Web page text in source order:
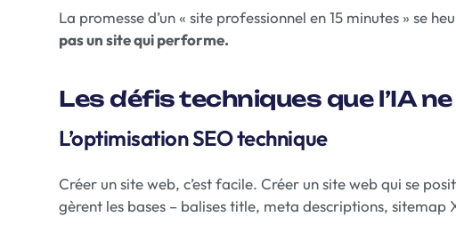
La promesse d’un « site professionnel en 15 minutes » se
pas un site qui performe.
Les défis techniques que l’IA
L’optimisation SEO technique
Créer un site web, c’est facile. Créer un site web qui se
gèrent les bases – balises title, meta descriptions,